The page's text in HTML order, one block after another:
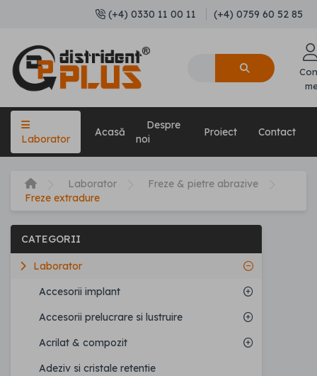
(+4) 0330 11 00 11 (+4) 0759 60 52 85
Laborator
Acasă
Despre
noi
Proiect Contact
Laborator
Freze & pietre abrazive
Freze extradure
CATEGORII
Laborator
Accesorii implant
Accesorii prelucrare si lustruire
Acrilat & compozit
Adeziv si cristale retentie